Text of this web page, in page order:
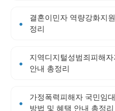
결혼이민자 역량강화지
정리
지역디지털성범죄피해
안내 총정리
가정폭력피해자 국민임
방법 및 혜택 안내 총정리